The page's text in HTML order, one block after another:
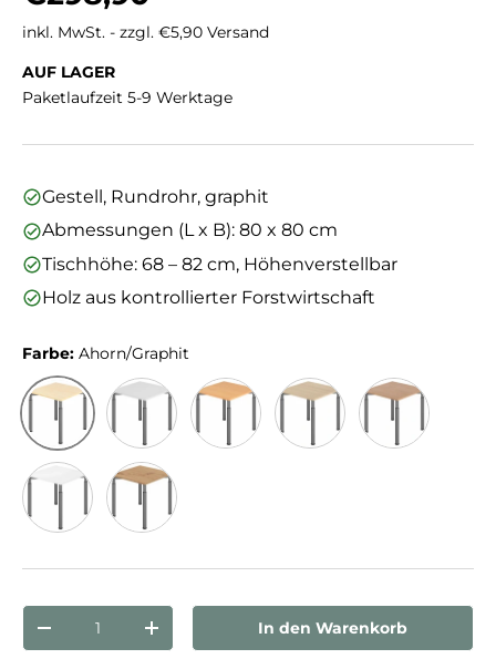
inkl. MwSt. - zzgl. €5,90 Versand
AUF LAGER
Paketlaufzeit 5-9 Werktage
Gestell, Rundrohr, graphit
Abmessungen (L x B): 80 x 80 cm
Tischhöhe: 68 – 82 cm, Höhenverstellbar
Holz aus kontrollierter Forstwirtschaft
Farbe: Ahorn/Graphit
Ahorn/GraphitGrau/Graphit
Anzahl
Menge verringernMenge erhöhenIn den Warenkorb